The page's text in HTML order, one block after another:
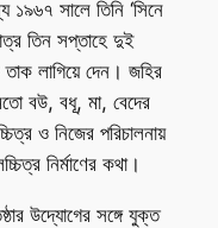
১৯৬৭ সালে তিনি ‘সিনে
তিন সপ্তাহে দুই
তাক লাগিয়ে দেন। জহির
বউ, বধূ, মা, বেদের
ও নিজের পরিচালনায়
নির্মাণের কথা।
উদ্যোগের সঙ্গে যুক্ত